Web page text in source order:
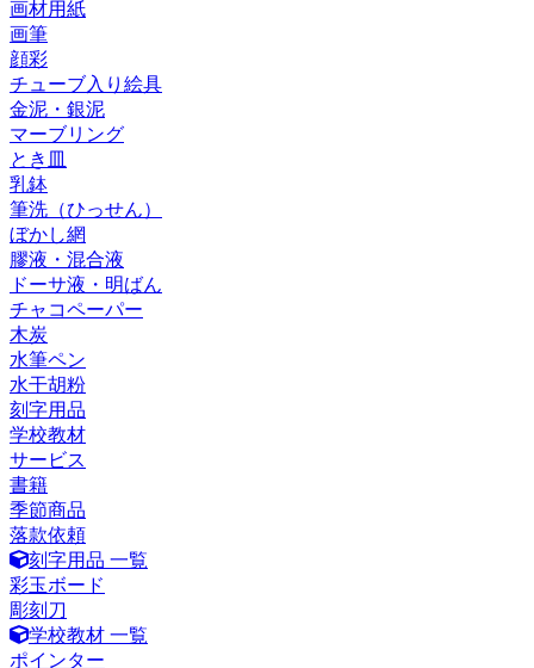
画材用紙
画筆
顔彩
チューブ入り絵具
金泥・銀泥
マーブリング
とき皿
乳鉢
筆洗（ひっせん）
ぼかし網
膠液・混合液
ドーサ液・明ばん
チャコペーパー
木炭
水筆ペン
水干胡粉
刻字用品
学校教材
サービス
書籍
季節商品
落款依頼
刻字用品 一覧
彩玉ボード
彫刻刀
学校教材 一覧
ポインター